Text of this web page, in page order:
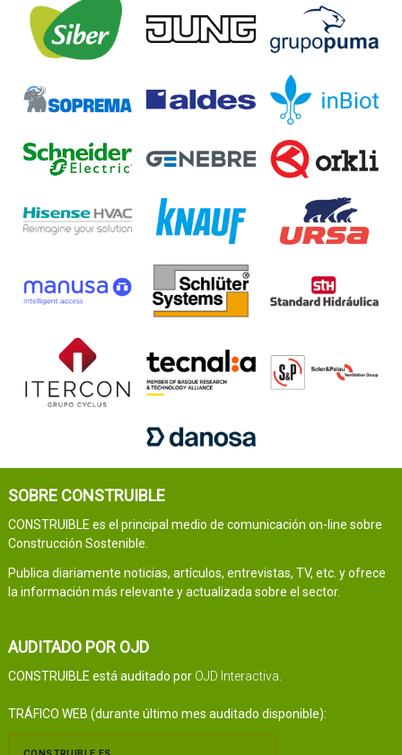
SOBRE CONSTRUIBLE
CONSTRUIBLE es el principal medio de comunicación on-line sobre
Construcción Sostenible.
Publica diariamente noticias, artículos, entrevistas, TV, etc. y ofrece
la información más relevante y actualizada sobre el sector.
AUDITADO POR OJD
CONSTRUIBLE está auditado por OJD Interactiva
TRÁFICO WEB (durante último mes auditado disponible):